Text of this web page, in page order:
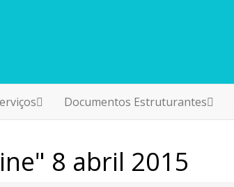
Documentos Estruturantes
8 abril 2015